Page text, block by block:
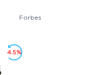
Forbes
4.5%